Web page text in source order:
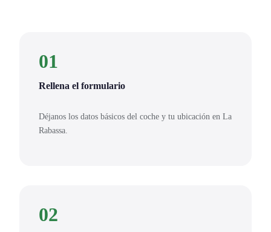
01
Rellena el formulario
Déjanos los datos básicos del coche y tu ubicación en La
Rabassa.
02